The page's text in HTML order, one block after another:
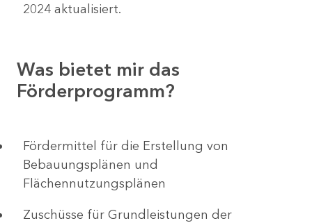
2024 aktualisiert.
Was bietet mir das
Förderprogramm?
Fördermittel für die Erstellung von
Bebauungsplänen und
Flächennutzungsplänen
Zuschüsse für Grundleistungen der